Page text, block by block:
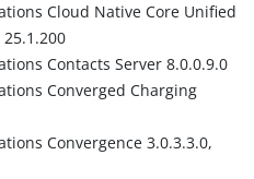
Cloud Native Core Unified
Contacts Server 8.0.0.9.0
Converged Charging
Convergence 3.0.3.3.0,